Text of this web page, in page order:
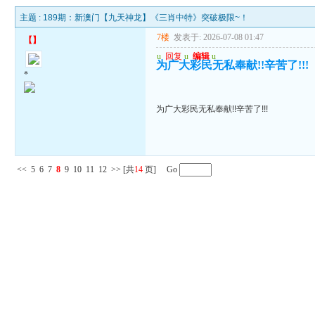
主题 : 189期：新澳门【九天神龙】《三肖中特》突破极限~！
【 】
*
7楼 发表于: 2026-07-08 01:47
u 回复 u 编辑 u
为广大彩民无私奉献!!辛苦了!!!
为广大彩民无私奉献!!辛苦了!!!
<< 5 6 7 8 9 10 11 12 >> [共14 页] Go